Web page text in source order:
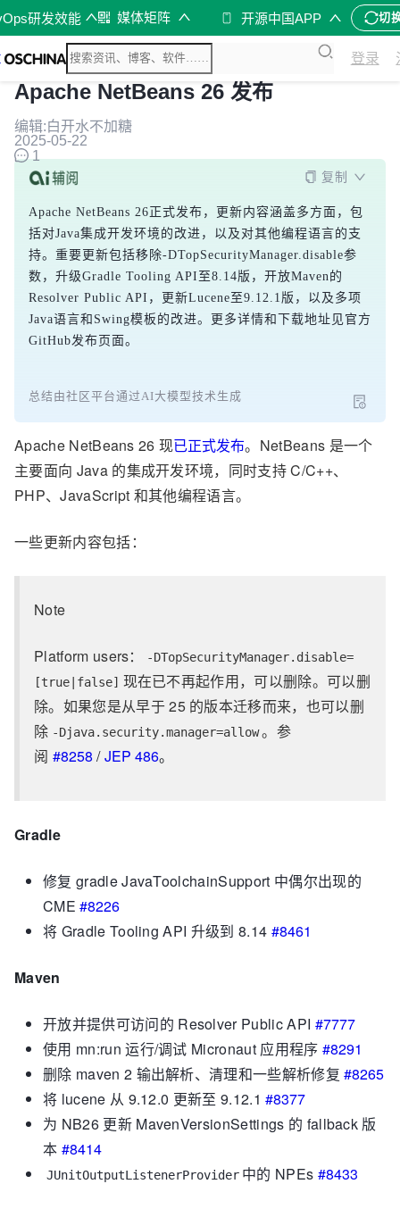
研发效能 媒体矩阵 开源中国APP 切
登录
Apache NetBeans 26 发布
编辑:白开水不加糖
2025-05-22
1
复制
Apache NetBeans 26正式发布，更新内容涵盖多方面，包
括对Java集成开发环境的改进，以及对其他编程语言的支
持。重要更新包括移除-DTopSecurityManager.disable参
数，升级Gradle Tooling API至8.14版，开放Maven的
Resolver Public API，更新Lucene至9.12.1版，以及多项
Java语言和Swing模板的改进。更多详情和下载地址见官方
GitHub发布页面。
总结由社区平台通过AI大模型技术生成
Apache NetBeans 26 现已正式发布。NetBeans 是一个
主要面向 Java 的集成开发环境，同时支持 C/C++、
PHP、JavaScript 和其他编程语言。
一些更新内容包括：
Note
Platform users：
-DTopSecurityManager.disable=
[true|false] 现在已不再起作用，可以删除。可以删
除。如果您是从早于 25 的版本迁移而来，也可以删
除 -Djava.security.manager=allow 。参
阅 #8258 /JEP 486。
Gradle
修复 gradle JavaToolchainSupport 中偶尔出现的
CME#8226
将 Gradle Tooling API 升级到 8.14 #8461
Maven
开放并提供可访问的 Resolver Public API #7777
使用 mn:run 运行/调试 Micronaut 应用程序 #8291
删除 maven 2 输出解析、清理和一些解析修复#8265
将 lucene 从 9.12.0 更新至 9.12.1#8377
为 NB26 更新 MavenVersionSettings 的 fallback 版
本 #8414
JUnitOutputListenerProvider 中的 NPEs​ #8433